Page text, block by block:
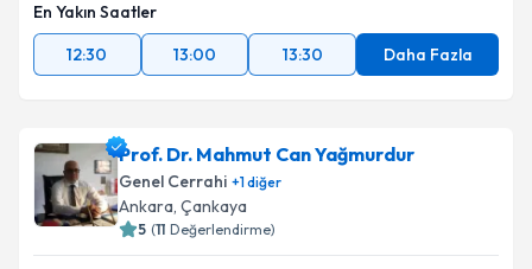
En Yakın Saatler
12:30
13:00 13:30 Daha Fazla
Prof. Dr. Mahmut Can Yağmurdur
Genel Cerrahi +1diğer
Ankara, Çankaya
5 (11 Değerlendirme)